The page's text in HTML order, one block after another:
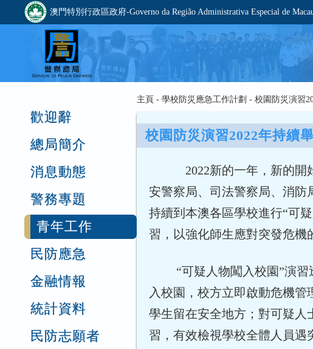
澳門特別行政區政府-Governo da Região Administrativa Especial de
歡迎辭
總局簡介
消息動態
警務專題
青年工作
民防應急
金融情報
統計資料
民防志願者
主頁 - 學校防災應急工作計劃 - 校園防災演習
校園防災演習2022年持續
2022新的一年，新的開始
安警察局、司法警察局、消防
持續到本澳各區學校進行“可
習，以強化師生應對突發危機
“可疑人物闖入校園”演習
入校園，校方立即啟動危機
學生留在安全地方；對可疑人
習，有效檢視學校全體人員